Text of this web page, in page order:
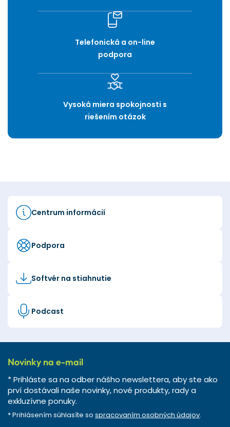
Telefonická a on-line
podpora
Vysoká miera spokojnosti s
riešením otázok
Centrum informácií
Podpora
Softvér na stiahnutie
Podcast
Novinky na e-mail
* Prihláste sa na odber nášho newslettera, aby ste ako
prví dostávali naše novinky, nové produkty, rady a
exkluzívne ponuky.
* Prihlásením súhlasíte so spracovaním osobných údajov.